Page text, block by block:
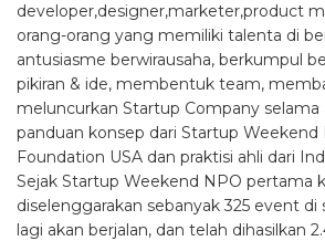
developer,designer,marketer,product
orang-orang yang memiliki talenta di
antusiasme berwirausaha, berkumpul
pikiran & ide, membentuk team,
meluncurkan Startup Company selama
panduan konsep dari Startup Weekend
Foundation USA dan praktisi ahli dari
Sejak Startup Weekend NPO pertama
diselenggarakan sebanyak 325 event di
lagi akan berjalan, dan telah dihasilkan